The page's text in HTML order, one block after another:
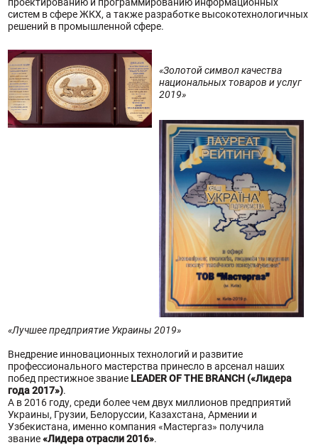
систем в сфере ЖКХ, а также разработке высокотехнологичных
решений в промышленной сфере.
«Золотой символ качества
национальных товаров и услуг
2019»
«Лучшее предприятие Украины 2019»
Внедрение инновационных технологий и развитие
профессионального мастерства принесло в арсенал наших
побед престижное звание LEADER OF THE BRANCH («Лидера
года 2017»).
А в 2016 году, среди более чем двух миллионов предприятий
Украины, Грузии, Белоруссии, Казахстана, Армении и
Узбекистана, именно компания «Мастергаз» получила
звание«Лидера отрасли 2016».